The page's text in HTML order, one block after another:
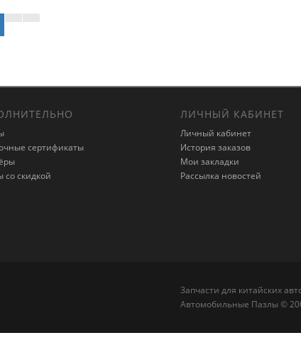
сертификаты
со скидкой
ЛИЧНЫЙ КАБИНЕТ
Личный кабинет
История заказов
Мои закладки
Рассылка новостей
Запчасти для китайских
Автомобильные Пазлы ©